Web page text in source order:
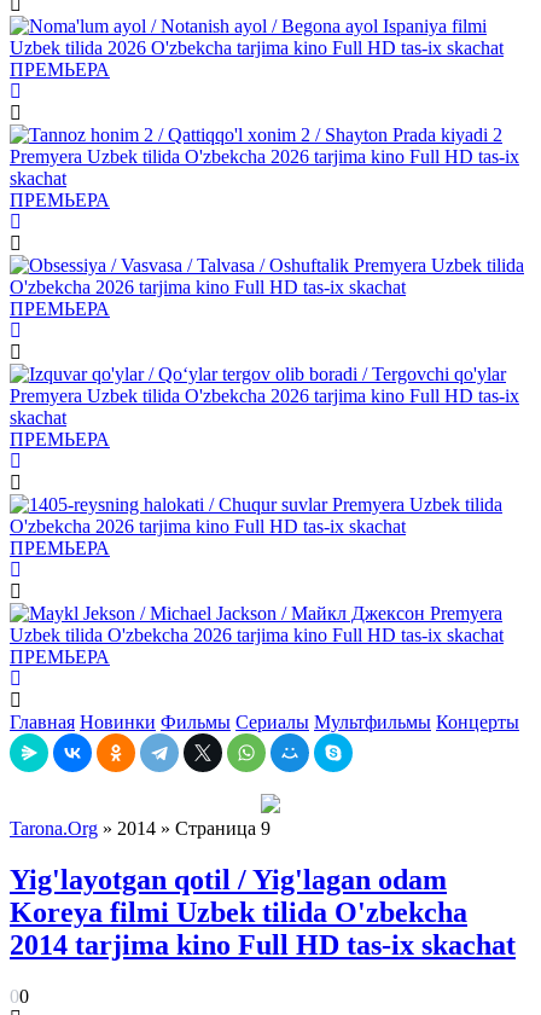
ПРЕМЬЕРА
ПРЕМЬЕРА
ПРЕМЬЕРА
ПРЕМЬЕРА
ПРЕМЬЕРА
ПРЕМЬЕРА
Главная Новинки Фильмы Сериалы Мультфильмы Концерты
Tarona.Org » 2014 » Страница 9
Yig'layotgan qotil / Yig'lagan odam
Koreya filmi Uzbek tilida O'zbekcha
2014 tarjima kino Full HD tas-ix skachat
00